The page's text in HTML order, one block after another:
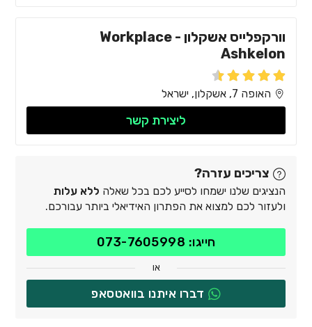
וורקפלייס אשקלון - Workplace
Ashkelon
האופה 7, אשקלון, ישראל
ליצירת קשר
צריכים עזרה?
הנציגים שלנו ישמחו לסייע לכם בכל שאלה ללא עלות
ולעזור לכם למצוא את הפתרון האידיאלי ביותר עבורכם.
חייגו: 073-7605998
או
דברו איתנו בוואטסאפ